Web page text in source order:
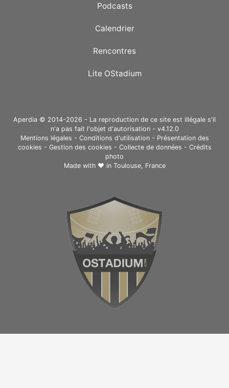
Podcasts
Calendrier
Rencontres
Lite OStadium
Aperdia © 2014-2026 - La reproduction de ce site est illégale s'il
n'a pas fait l'objet d'autorisation - v4.12.0
Mentions légales - Conditions d'utilisation- Présentation des
cookies - Gestion des cookies - Collecte de données - Crédits
photo
Made with ❤ in Toulouse, France